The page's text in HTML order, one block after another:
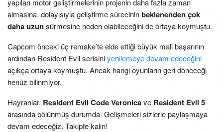
yapılan motor geliştirmelerinin projenin daha fazla zaman
almasına, dolayısıyla geliştirme sürecininbeklenenden çok
daha uzunsürmesine neden olabileceğini de ortaya koymuştu.
Capcom önceki üç remake’te elde ettiği büyük mali başarının
ardından Resident Evil serisiniyenilemeye devam edeceğini
açıkça ortaya koymuştu. Ancak hangi oyunların geri döneceği
henüz bilinmiyor.
Hayranlar, Resident Evil Code Veronicave Resident Evil 5
arasında bölünmüş durumda. Gelişmeleri sizlerle paylaşmaya
devam edeceğiz. Takipte kalın!